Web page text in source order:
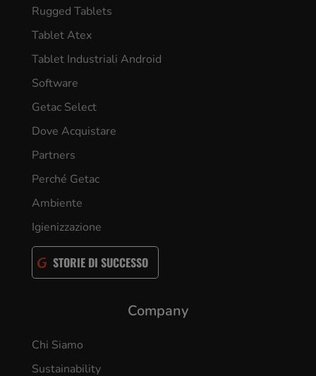
Rugged Tablets
Tablet Atex
Tablet Industriali Android
Software
Getac Select
Dove Acquistare
Partners
Perché Getac
Ambiente
Igienizzazione
STORIE DI SUCCESSO
Company
Chi Siamo
Sustainability